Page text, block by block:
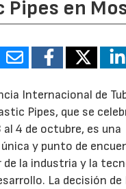
Pipes en
Internacional de
Pipes, que se
al 4 de octubre, es una
y punto de
la industria y la
La decisión de